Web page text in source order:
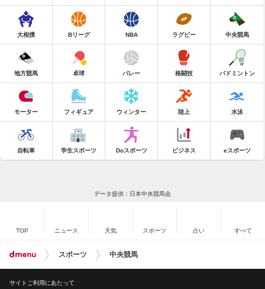
大相撲 Bリーグ NBA ラグビー 中央競馬
地方競馬 卓球 バレー 格闘技 バドミントン
モーター フィギュア ウィンター 陸上 水泳
自転車 学生スポーツ Doスポーツ ビジネス eスポーツ
データ提供：日本中央競馬会
TOP ニュース 天気 スポーツ 占い すべて
スポーツ 中央競馬
サイトご利用にあたって